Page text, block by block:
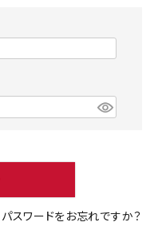
person 新規会員登録
パスワードをお忘れですか？